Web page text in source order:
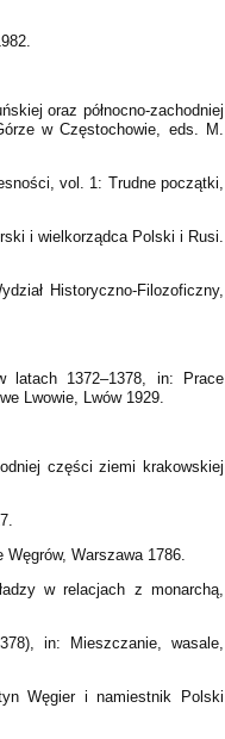
oraz północno-zachodniej
w Częstochowie, eds. M.
vol. 1: Trudne początki,
i wielkorządca Polski i Rusi.
Historyczno-Filozoficzny,
latach 1372–1378, in: Prace
Lwowie, Lwów 1929.
części ziemi krakowskiej
Warszawa 1786.
w relacjach z monarchą,
in: Mieszczanie, wasale,
Węgier i namiestnik Polski